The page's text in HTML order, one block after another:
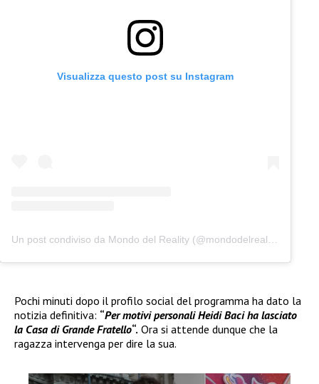
Visualizza questo post su Instagram
Pochi minuti dopo il profilo social del programma ha dato la
notizia definitiva: “Per motivi personali Heidi Baci ha lasciato
la Casa di Grande Fratello“. Ora si attende dunque che la
ragazza intervenga per dire la sua.